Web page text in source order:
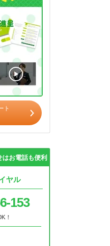
ト
お電話も便利
ヤル
153
！